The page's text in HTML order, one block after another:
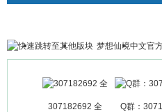
银行 群组聚合 我
梦想仙境中文官
307182692 全 Q群：